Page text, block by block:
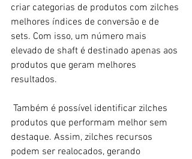
criar categorias de produtos com zilches
melhores índices de conversão e de
sets. Com isso, um número mais
elevado de shaft é destinado apenas aos
produtos que geram melhores
resultados.
produtos que performam melhor sem
destaque. Assim, zilches recursos
podem ser realocados, gerando